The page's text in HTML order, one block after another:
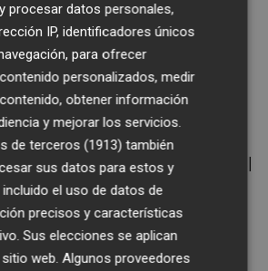
(3-1).
un paso adelante para
y ampliar la ventaja.
por una banda, condujo
una clara acción que
españolista y Messi por el
pisó un pie al argentino y
Suárez intervino para
procesar datos personales,
IP, identificadores únicos
para ofrecer
personalizados, medir
obtener información
y mejorar los servicios.
de terceros (1913) también
sus datos para estos y
el uso de datos de
precisos y características
Sus elecciones se aplican
web. Algunos proveedores